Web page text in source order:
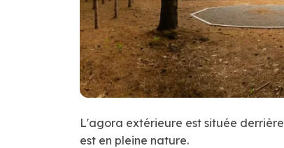
L'agora extérieure est située
est en pleine nature.